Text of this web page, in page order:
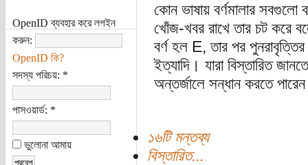
OpenID ব্যবহার করে লগইন
করুন:
OpenID কি?
সদস্য পরিচয়: *
পাসওয়ার্ড: *
ভুলোনা আমায়
কোন ভাষায় বর্ণমালার সবগুলো
খোঁজ-খবর রাখে তার চট করে
বর্ণ হল E, তার পর
ইত্যাদি। যারা বিস্তারিত
অন্তর্জালে সন্ধান করতে
১৬টি মন্তব্য
বিস্তারিত...